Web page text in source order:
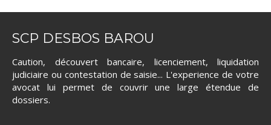
SCP DESBOS BAROU
Caution, découvert bancaire, licenciement, liquidation
judiciaire ou contestation de saisie... L'experience de votre
avocat lui permet de couvrir une large étendue de
dossiers.